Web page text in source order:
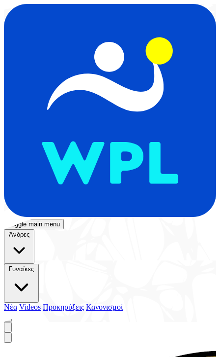
Toggle main menu
Άνδρες
Γυναίκες
Νέα Videos Προκηρύξεις Κανονισμοί